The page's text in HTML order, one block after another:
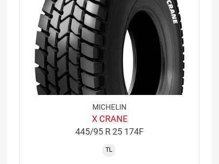
MICHELIN
X CRANE
445/95 R 25 174F
TL